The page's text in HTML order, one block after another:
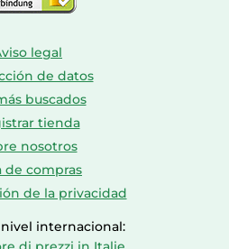
legal
de datos
buscados
tienda
nosotros
de compras
de la privacidad
internacional: